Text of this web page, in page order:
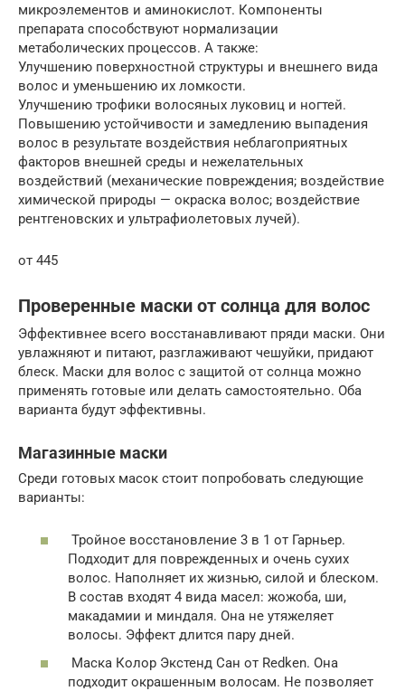
микроэлементов и аминокислот. Компоненты
препарата способствуют нормализации
метаболических процессов. А также:
Улучшению поверхностной структуры и внешнего вида
волос и уменьшению их ломкости.
Улучшению трофики волосяных луковиц и ногтей.
Повышению устойчивости и замедлению выпадения
волос в результате воздействия неблагоприятных
факторов внешней среды и нежелательных
воздействий (механические повреждения; воздействие
химической природы — окраска волос; воздействие
рентгеновских и ультрафиолетовых лучей).
от 445
Проверенные маски от солнца для волос
Эффективнее всего восстанавливают пряди маски. Они
увлажняют и питают, разглаживают чешуйки, придают
блеск. Маски для волос с защитой от солнца можно
применять готовые или делать самостоятельно. Оба
варианта будут эффективны.
Магазинные маски
Среди готовых масок стоит попробовать следующие
варианты:
Тройное восстановление 3 в 1 от Гарньер.
Подходит для поврежденных и очень сухих
волос. Наполняет их жизнью, силой и блеском.
В состав входят 4 вида масел: жожоба, ши,
макадамии и миндаля. Она не утяжеляет
волосы. Эффект длится пару дней.
Маска Колор Экстенд Сан от Redken. Она
подходит окрашенным волосам. Не позволяет